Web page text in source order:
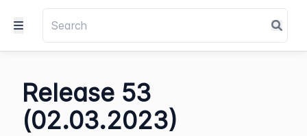
Release 53
(02.03.2023)